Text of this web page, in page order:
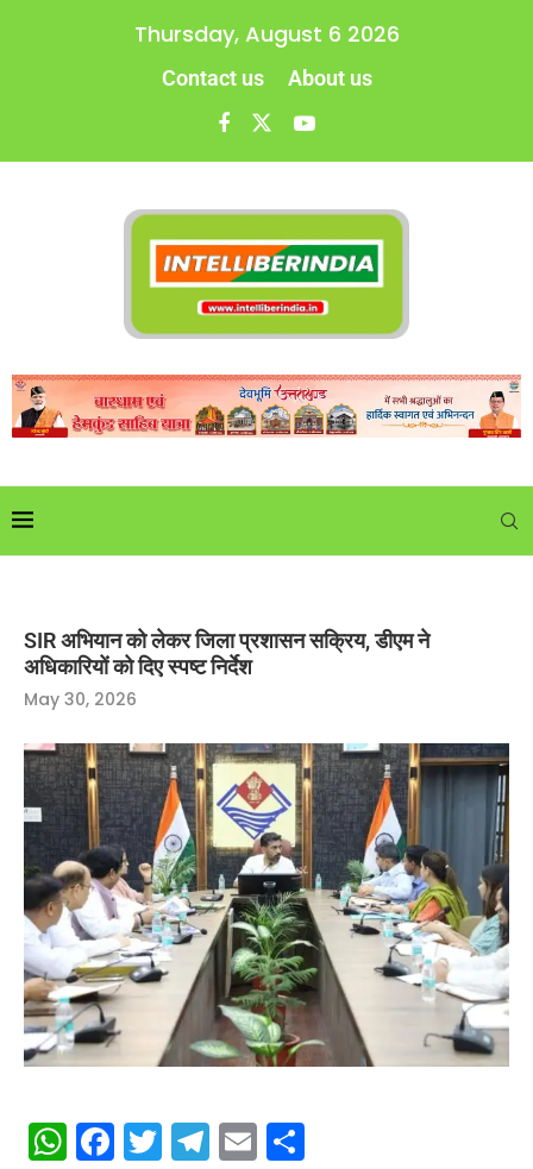
Thursday, August 6 2026
Contact us About us
SIR अभियान को लेकर जिला प्रशासन सक्रिय, डीएम ने
अधिकारियों को दिए स्पष्ट निर्देश
May 30, 2026
WhatsApp
Facebook
Twitter
Telegram
Email